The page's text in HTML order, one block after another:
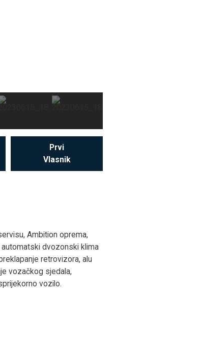
Prvi
Vlasnik
Ambition oprema,
dvozonski klima
retrovizora, alu
vozačkog sjedala,
vozilo.